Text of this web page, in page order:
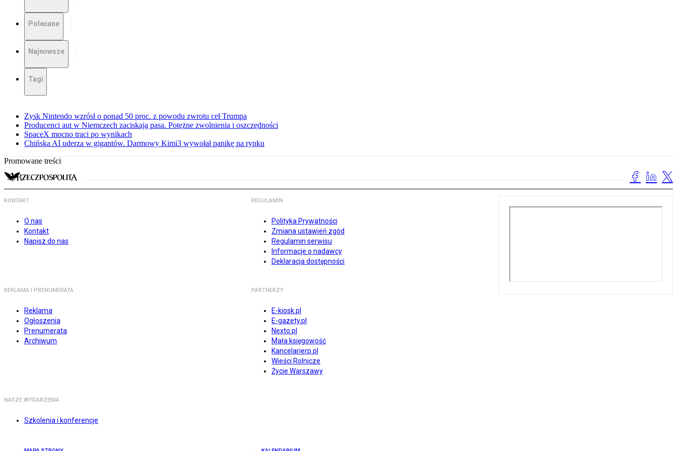
Polecane
Najnowsze
Tagi
Zysk Nintendo wzrósł o ponad 50 proc. z powodu zwrotu ceł Trumpa
Producenci aut w Niemczech zaciskają pasa. Potężne zwolnienia i oszczędności
SpaceX mocno traci po wynikach
Chińska AI uderza w gigantów. Darmowy Kimi3 wywołał panikę na rynku
Promowane treści
KONTAKT
O nas
Kontakt
Napisz do nas
REGULAMIN
Polityka Prywatności
Zmiana ustawień zgód
Regulamin serwisu
Informacje o nadawcy
Deklaracja dostępności
REKLAMA I PRENUMERATA
Reklama
Ogłoszenia
Prenumerata
Archiwum
PARTNERZY
E-kiosk.pl
E-gazety.pl
Nexto.pl
Mała księgowość
Kancelarierp.pl
Wieści Rolnicze
Życie Warszawy
NASZE WYDARZENIA
Szkolenia i konferencje